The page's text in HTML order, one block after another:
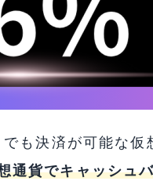
も決済が可能な
通貨でキャッシュ